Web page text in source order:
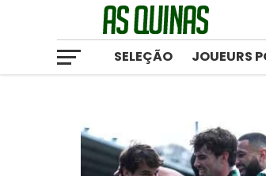
SELEÇÃO JOUEURS